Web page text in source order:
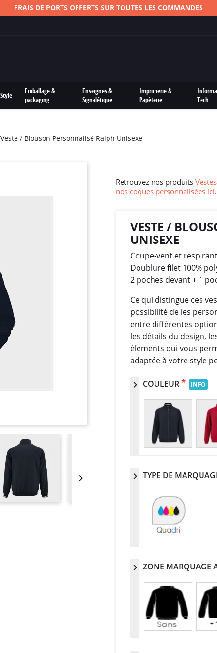
FRAIS DE PORTS OFFERTS SUR TOUTES LES COMMANDES
Emballage &
packaging
Enseignes &
Signalétique
Imprimerie &
Papèterie
Tech
Veste / Blouson Personnalisé Ralph Unisexe

Retrouvez nos produits
nos coques personnalisées ici.
VESTE /
UNISEXE
Coupe-vent et
Doublure filet 100%
2 poches devant + 1
Ce qui distingue ces
possibilité de les
entre différentes
les détails du design,
éléments qui vous
adaptée à votre style
chevron_right COULEUR* INFO
chevron_right TYPE DE
chevron_right ZONE MARQUAGE
+